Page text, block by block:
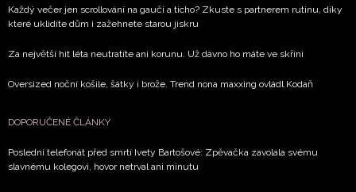
Každý večer jen scrollování na gauči a ticho? Zkuste s partnerem rutinu, díky
které uklidíte dům i zažehnete starou jiskru
Za největší hit léta neutratíte ani korunu. Už dávno ho máte ve skříni
Oversized noční košile, šátky i brože. Trend nona maxxing ovládl Kodaň
DOPORUČENÉ ČLÁNKY
Poslední telefonát před smrtí Ivety Bartošové: Zpěvačka zavolala svému
slavnému kolegovi, hovor netrval ani minutu